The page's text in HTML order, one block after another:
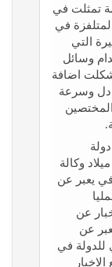
تمثلت في
في
التي
وسائل
شكلت اضافة
وسرعة
كانت دولة
وكالة
يعبر عن
عمليا
عن
عن
للدولة في